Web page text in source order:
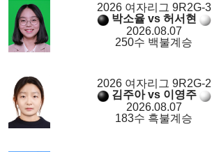
2026 여자리그 9R2G-3
박소율 vs 허서현
2026.08.07
250수 백불계승
2026 여자리그 9R2G-2
김주아 vs 이영주
2026.08.07
183수 흑불계승